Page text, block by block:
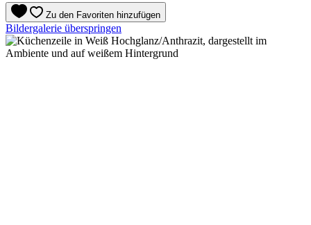
Zu den Favoriten hinzufügen
Bildergalerie überspringen